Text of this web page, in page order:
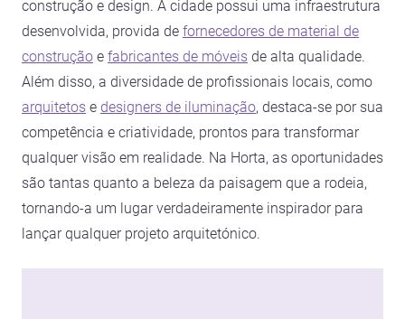
construção e design. A cidade possui uma infraestrutura
desenvolvida, provida de fornecedores de material de
construção e fabricantes de móveis de alta qualidade.
Além disso, a diversidade de profissionais locais, como
arquitetos e designers de iluminação, destaca-se por sua
competência e criatividade, prontos para transformar
qualquer visão em realidade. Na Horta, as oportunidades
são tantas quanto a beleza da paisagem que a rodeia,
tornando-a um lugar verdadeiramente inspirador para
lançar qualquer projeto arquitetónico.